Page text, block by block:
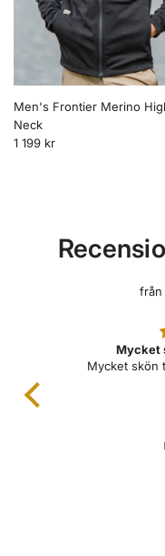
Men's Frontier Merino
Neck
1 199 kr
från
Mycket
Mycket skön